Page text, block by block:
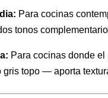
Para cocinas
tonos
Para cocinas donde
topo — aporta